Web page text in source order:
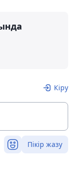
Кіру
Пікір жазу